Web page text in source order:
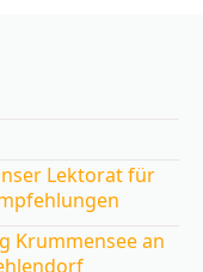
Lektorat für
Krummensee an